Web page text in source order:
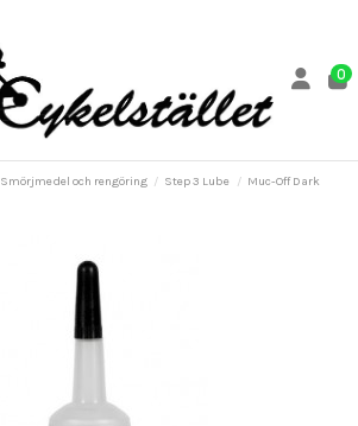
0
Smörjmedel och rengöring Step 3 Lube
Muc-Off Dark